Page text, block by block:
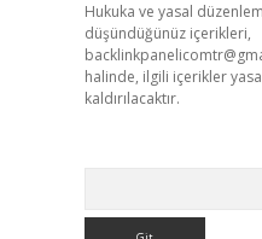
Hukuka ve yasal
düşündüğünüz içerikleri,
halinde, ilgili içerikler
kaldırılacaktır.